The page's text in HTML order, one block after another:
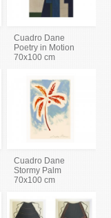
Cuadro Dane
Poetry in Motion
70x100 cm
Cuadro Dane
Stormy Palm
70x100 cm